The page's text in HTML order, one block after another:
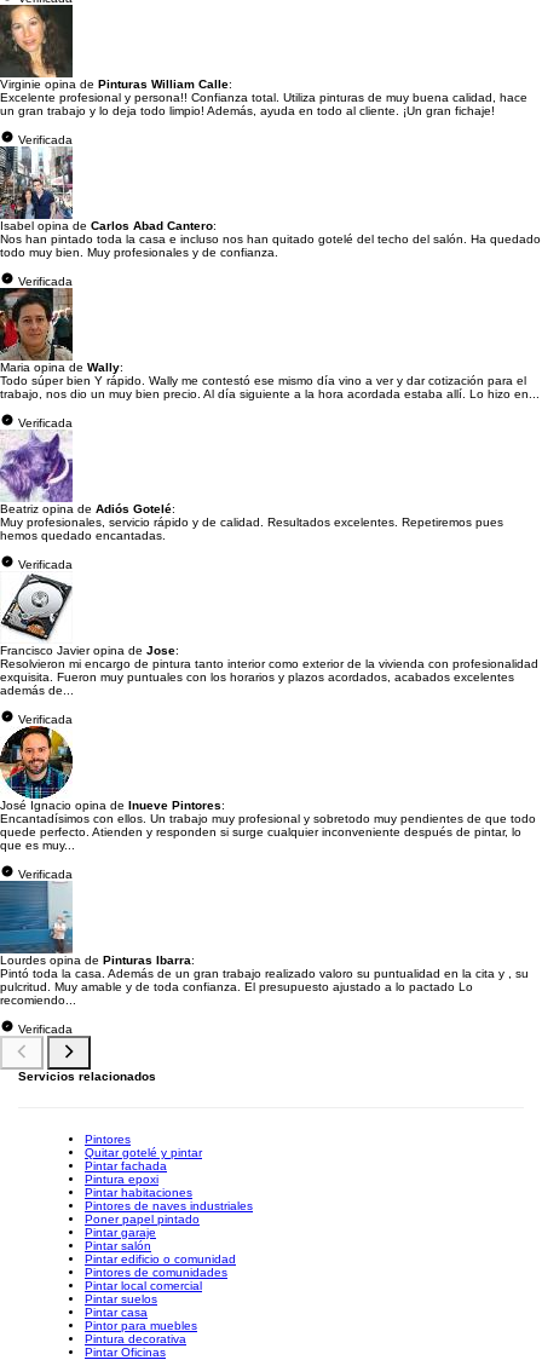
Virginie opina de Pinturas William Calle:
Excelente profesional y persona!! Confianza total. Utiliza pinturas de muy buena calidad, hace
un gran trabajo y lo deja todo limpio! Además, ayuda en todo al cliente. ¡Un gran fichaje!
Verificada
Isabel opina de Carlos Abad Cantero:
Nos han pintado toda la casa e incluso nos han quitado gotelé del techo del salón. Ha quedado
todo muy bien. Muy profesionales y de confianza.
Verificada
Maria opina de Wally:
Todo súper bien Y rápido. Wally me contestó ese mismo día vino a ver y dar cotización para el
trabajo, nos dio un muy bien precio. Al día siguiente a la hora acordada estaba allí. Lo hizo en...
Verificada
Beatriz opina de Adiós Gotelé:
Muy profesionales, servicio rápido y de calidad. Resultados excelentes. Repetiremos pues
hemos quedado encantadas.
Verificada
Francisco Javier opina de Jose:
Resolvieron mi encargo de pintura tanto interior como exterior de la vivienda con profesionalidad
exquisita. Fueron muy puntuales con los horarios y plazos acordados, acabados excelentes
además de...
Verificada
José Ignacio opina de Inueve Pintores:
Encantadísimos con ellos. Un trabajo muy profesional y sobretodo muy pendientes de que todo
quede perfecto. Atienden y responden si surge cualquier inconveniente después de pintar, lo
que es muy...
Verificada
Lourdes opina de Pinturas Ibarra:
Pintó toda la casa. Además de un gran trabajo realizado valoro su puntualidad en la cita y , su
pulcritud. Muy amable y de toda confianza. El presupuesto ajustado a lo pactado Lo
recomiendo...
Verificada
Servicios relacionados
Pintores
Quitar gotelé y pintar
Pintar fachada
Pintura epoxi
Pintar habitaciones
Pintores de naves industriales
Poner papel pintado
Pintar garaje
Pintar salón
Pintar edificio o comunidad
Pintores de comunidades
Pintar local comercial
Pintar suelos
Pintar casa
Pintor para muebles
Pintura decorativa
Pintar Oficinas